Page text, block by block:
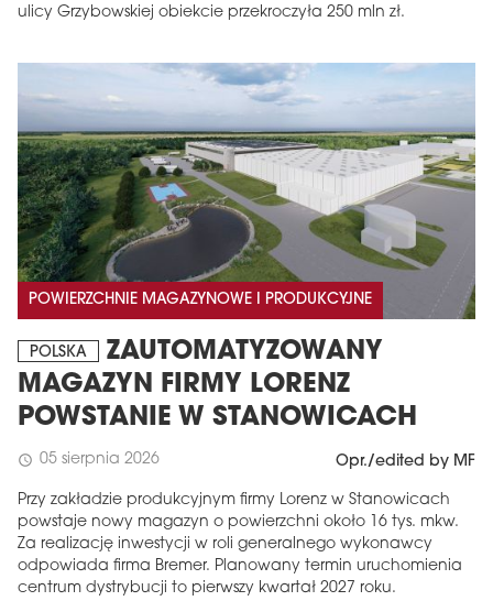
ulicy Grzybowskiej obiekcie przekroczyła 250 mln zł.
POWIERZCHNIE MAGAZYNOWE I PRODUKCYJNE
POLSKA
ZAUTOMATYZOWANY
MAGAZYN FIRMY LORENZ
POWSTANIE W STANOWICACH
schedule 05 sierpnia 2026 Opr./edited by MF
Przy zakładzie produkcyjnym firmy Lorenz w Stanowicach
powstaje nowy magazyn o powierzchni około 16 tys. mkw.
Za realizację inwestycji w roli generalnego wykonawcy
odpowiada firma Bremer. Planowany termin uruchomienia
centrum dystrybucji to pierwszy kwartał 2027 roku.